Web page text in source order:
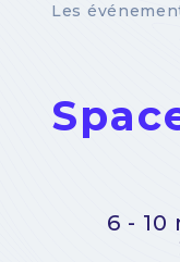
Les
6 - 10